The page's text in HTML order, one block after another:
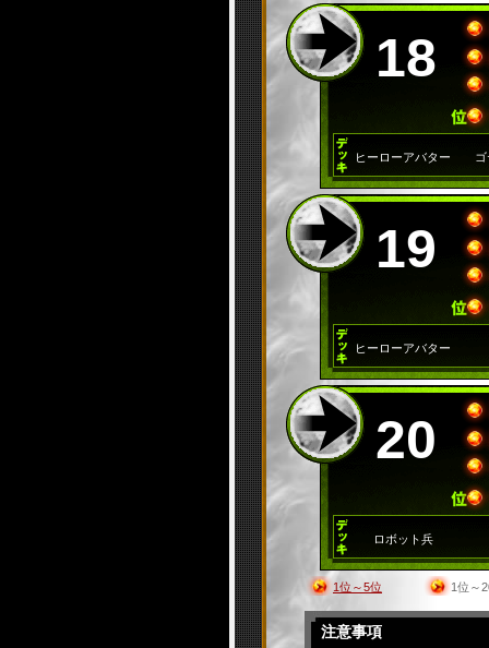
18
ヒーローアバター
19
ヒーローアバター
20
ロボット兵
1位～5位 1位～
注意事項